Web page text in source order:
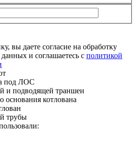
вы даете согласие на обработку
и соглашаетесь с политикой
под ЛОС
и подводящей траншеи
основания котлована
трубы